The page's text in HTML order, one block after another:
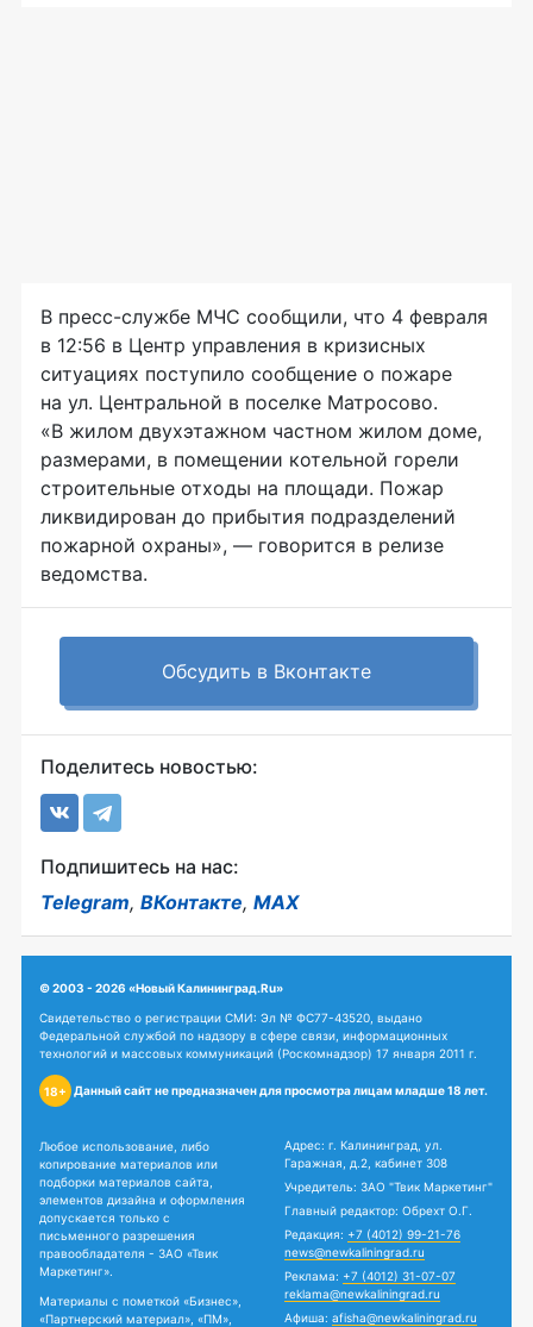
В пресс-службе МЧС сообщили, что 4 февраля
в 12:56 в Центр управления в кризисных
ситуациях поступило сообщение о пожаре
на ул. Центральной в поселке Матросово.
«В жилом двухэтажном частном жилом доме,
размерами, в помещении котельной горели
строительные отходы на площади. Пожар
ликвидирован до прибытия подразделений
пожарной охраны», — говорится в релизе
ведомства.
Обсудить в Вконтакте
Поделитесь новостью:
Подпишитесь на нас:
Telegram, ВКонтакте, MAX
© 2003 - 2026 «Новый Калининград.Ru»
Свидетельство о регистрации СМИ: Эл № ФС77-43520, выдано
Федеральной службой по надзору в сфере связи, информационных
технологий и массовых коммуникаций (Роскомнадзор) 17 января 2011 г.
18+ Данный сайт не предназначен для просмотра лицам младше 18 лет.
Любое использование, либо
копирование материалов или
подборки материалов сайта,
элементов дизайна и оформления
допускается только с
письменного разрешения
правообладателя - ЗАО «Твик
Маркетинг».
Материалы с пометкой «Бизнес»,
«Партнерский материал», «ПМ»,
Адрес: г. Калининград, ул.
Гаражная, д.2, кабинет 308
Учредитель: ЗАО "Твик Маркетинг"
Главный редактор: Обрехт О.Г.
Редакция: +7 (4012) 99-21-76
news@newkaliningrad.ru
Реклама: +7 (4012) 31-07-07
reklama@newkaliningrad.ru
Афиша: afisha@newkaliningrad.ru